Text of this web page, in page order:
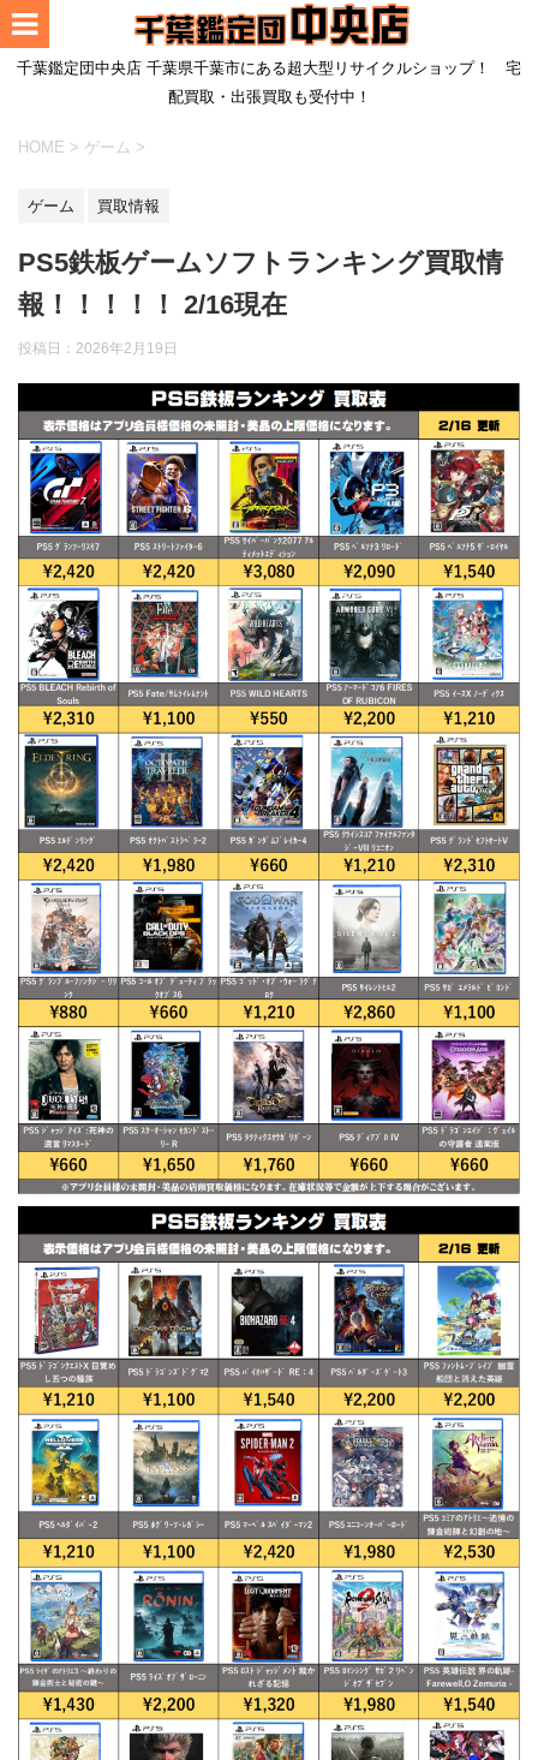
千葉鑑定団中央店 千葉県千葉市にある超大型リサイクルショップ！ 宅
配買取・出張買取も受付中！
HOME > ゲーム >
ゲーム 買取情報
PS5鉄板ゲームソフトランキング買取情
報！！！！！ 2/16現在
投稿日： 2026年2月19日